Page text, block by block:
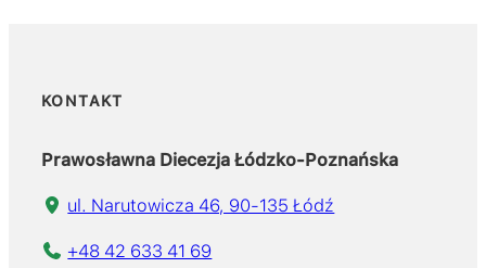
KONTAKT
Prawosławna Diecezja Łódzko-Poznańska
ul. Narutowicza 46, 90-135 Łódź
+48 42 633 41 69